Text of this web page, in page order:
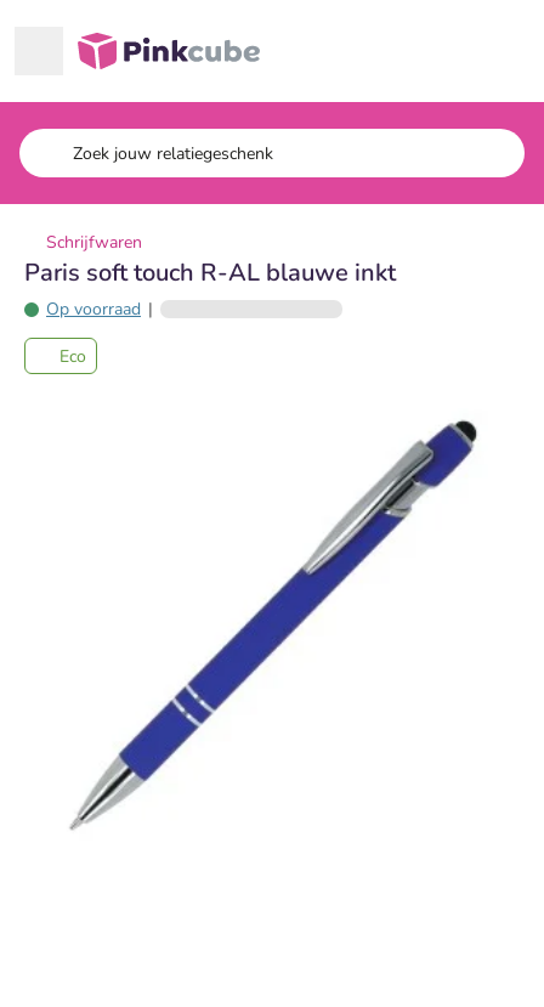
Pinkcube
Schrijfwaren
Paris soft touch R-AL blauwe inkt
Op voorraad |
Eco